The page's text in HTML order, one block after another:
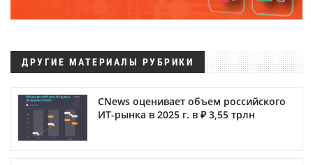
ДРУГИЕ МАТЕРИАЛЫ РУБРИКИ
CNews оценивает объем российского
ИТ-рынка в 2025 г. в ₽ 3,55 трлн